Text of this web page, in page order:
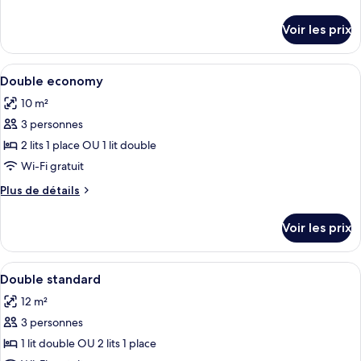
le
type
de
Chambre
Voir les prix
Afficher
toutes
les
photos
pour
ce
type
de
Double
economy
2
Double economy
10 m²
3 personnes
2 lits 1 place OU 1 lit double
Wi-Fi gratuit
Plus de détails
Plus
le
type
de
Double
economy
Voir les prix
Afficher
toutes
les
photos
pour
2
Double standard
12 m²
3 personnes
1 lit double OU 2 lits 1 place